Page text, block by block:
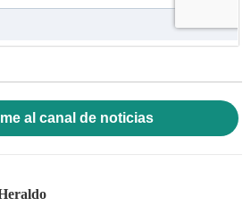
al canal de noticias